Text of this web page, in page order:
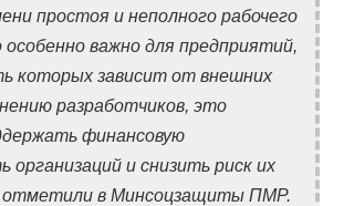
простоя и неполного рабочего
важно для предприятий,
которых зависит от внешних
разработчиков, это
финансовую
организаций и снизить риск их
отметили в Минсоцзащиты ПМР.